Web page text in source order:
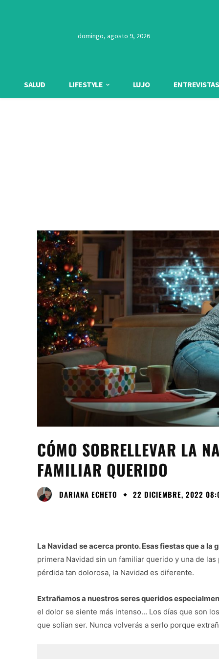
domingo, agosto 9, 2026
SALUD LIFESTYLE LUJO ENTREVISTAS
CÓMO SOBRELLEVAR LA
FAMILIAR QUERIDO
DARIANA ECHETO 22 DICIEMBRE, 2022
La Navidad se acerca pronto. Esas fiestas que a
primera Navidad sin un familiar querido y una de
pérdida tan dolorosa, la Navidad es diferente.
Extrañamos a nuestros seres queridos
el dolor se siente más intenso… Los días que son
que solían ser. Nunca volverás a serlo porque